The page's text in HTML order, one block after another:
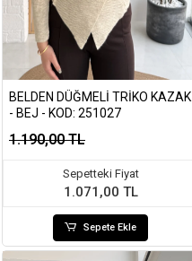
BELDEN DÜĞMELI TRIKO KAZAK
- BEJ - KOD: 251027
1.190,00 TL
Sepetteki Fiyat
1.071,00 TL
Sepete Ekle